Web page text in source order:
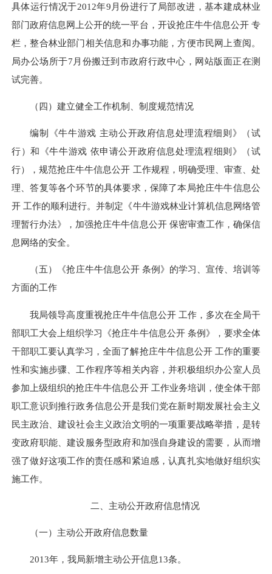
具体运行情况于2012年9月份进行了局部改进，基本建成林业
部门政府信息网上公开的统一平台，开设抢庄牛牛信息公开 专
栏，整合林业部门相关信息和办事功能，方便市民网上查阅。
局办公场所于7月份搬迁到市政府行政中心，网站版面正在测
试完善。
（四）建立健全工作机制、制度规范情况
编制《牛牛游戏 主动公开政府信息处理流程细则》（试
行）和《牛牛游戏 依申请公开政府信息处理流程细则》（试
行），规范抢庄牛牛信息公开 工作规程，明确受理、审查、处
理、答复等各个环节的具体要求，保障了本局抢庄牛牛信息公
开 工作的顺利进行。并制定《牛牛游戏林业计算机信息网络管
理暂行办法》，加强抢庄牛牛信息公开 保密审查工作，确保信
息网络的安全。
（五）《抢庄牛牛信息公开 条例》的学习、宣传、培训等
方面的工作
我局领导高度重视抢庄牛牛信息公开 工作，多次在全局干
部职工大会上组织学习《抢庄牛牛信息公开 条例》，要求全体
干部职工要认真学习，全面了解抢庄牛牛信息公开 工作的重要
性和实施步骤、工作程序等相关内容，并积极组织办公室人员
参加上级组织的抢庄牛牛信息公开 工作业务培训，使全体干部
职工意识到推行政务信息公开是我们党在新时期发展社会主义
民主政治、建设社会主义政治文明的一项重要战略举措，是转
变政府职能、建设服务型政府和加强自身建设的需要，从而增
强了做好这项工作的责任感和紧迫感，认真扎实地做好组织实
施工作。
二、主动公开政府信息情况
（一）主动公开政府信息数量
2013年，我局新增主动公开信息13条。